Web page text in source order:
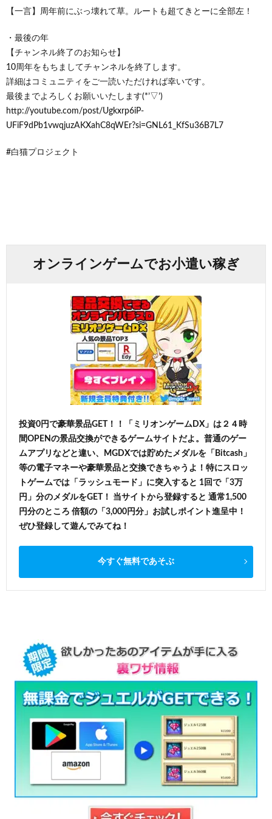
【一言】周年前にぶっ壊れて草。ルートも超てきとーに全部左！
・最後の年
【チャンネル終了のお知らせ】
10周年をもちましてチャンネルを終了します。
詳細はコミュニティをご一読いただければ幸いです。
最後までよろしくお願いいたします(*’▽’)
http://youtube.com/post/Ugkxrp6iP-
UFiF9dPb1vwqjuzAKXahC8qWEr?si=GNL61_KfSu36B7L7
#白猫プロジェクト
オンラインゲームでお小遣い稼ぎ
投資0円で豪華景品GET！！「ミリオンゲームDX」は２４時
間OPENの景品交換ができるゲームサイトだよ。普通のゲー
ムアプリなどと違い、MGDXでは貯めたメダルを「Bitcash」
等の電子マネーや豪華景品と交換できちゃうよ！特にスロッ
トゲームでは「ラッシュモード」に突入すると 1回で「3万
円」分のメダルをGET！ 当サイトから登録すると 通常1,500
円分のところ 倍額の「3,000円分」お試しポイント進呈中！
ぜひ登録して遊んでみてね！
今すぐ無料であそぶ